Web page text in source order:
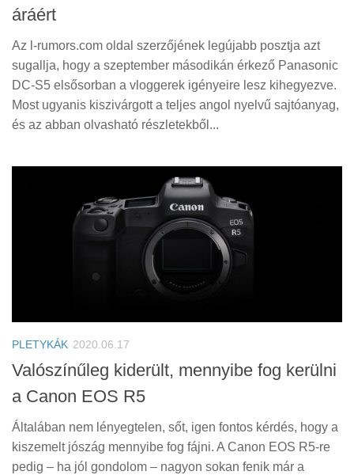
áráért
Az l-rumors.com oldal szerzőjének legújabb posztja azt
sugallja, hogy a szeptember másodikán érkező Panasonic
DC-S5 elsősorban a vloggerek igényeire lesz kihegyezve.
Most ugyanis kiszivárgott a teljes angol nyelvű sajtóanyag,
és az abban olvasható részletekből...
PLETYKÁK 2020.06.17
Valószínűleg kiderült, mennyibe fog kerülni
a Canon EOS R5
Általában nem lényegtelen, sőt, igen fontos kérdés, hogy a
kiszemelt jószág mennyibe fog fájni. A Canon EOS R5-re
pedig – ha jól gondolom – nagyon sokan fenik már a